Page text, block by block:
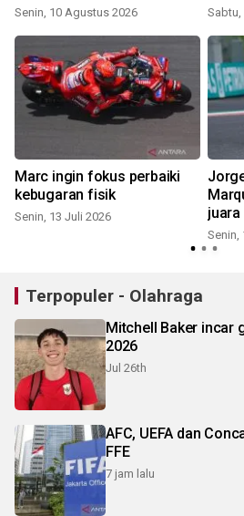
Senin, 10 Agustus 2026
Marc ingin fokus perbaiki
kebugaran fisik
Senin, 13 Juli 2026
juara
Senin,
Terpopuler - Olahraga
Mitchell Baker incar
2026
Jul 26th
AFC, UEFA dan
FFE
7 jam lalu